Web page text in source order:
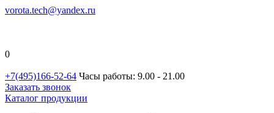
vorota.tech@yandex.ru
0
+7(495)166-52-64 Часы работы: 9.00 - 21.00
Заказать звонок
Каталог продукции